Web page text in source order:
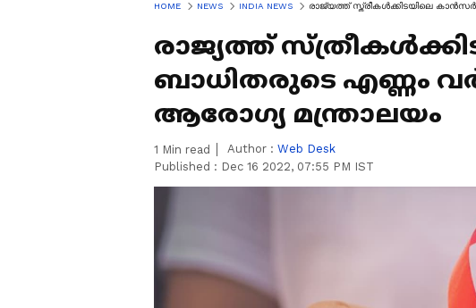
HOME NEWS INDIA NEWS രാജ്യത്ത് സ്ത്രീകൾക്കിടയിലെ
രാജ്യത്ത്
ബാധിതരുടെ എണ്ണം
ആരോഗ്യ മന്ത്രാലയം
1 Min read Author : Web Desk
Published : Dec 16 2022, 07:55 PM IST